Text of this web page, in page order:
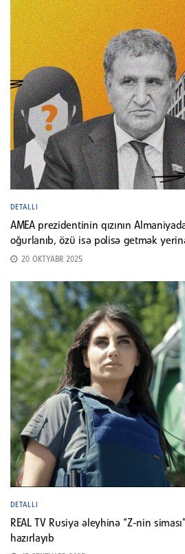
DETALLI
AMEA prezidentinin qızının
oğurlanıb, özü isə polisə getmək
20 OKTYABR 2025
DETALLI
REAL TV Rusiya əleyhinə “Z-nin
hazırlayıb